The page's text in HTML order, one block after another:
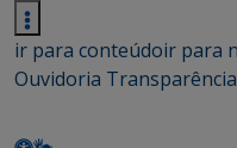
ir para conteúdoir para
Ouvidoria Transparência